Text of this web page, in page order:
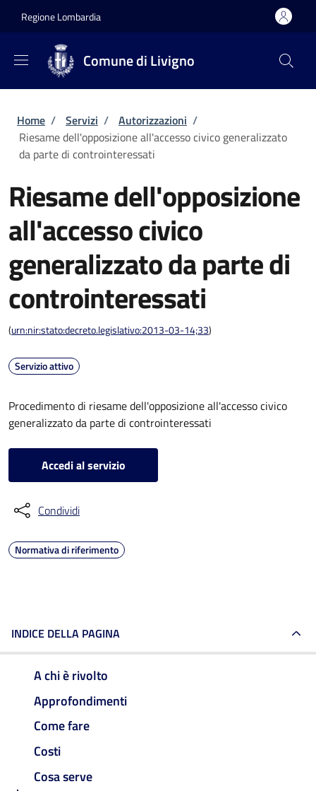
Regione Lombardia
Comune di Livigno
Briciole di pane
Home / Servizi / Autorizzazioni /
Riesame dell'opposizione all'accesso civico generalizzato
da parte di controinteressati
Riesame dell'opposizione
all'accesso civico
generalizzato da parte di
controinteressati
(urn:nir:stato:decreto.legislativo:2013-03-14;33)
Servizio attivo
Procedimento di riesame dell'opposizione all'accesso civico
generalizzato da parte di controinteressati
Accedi al servizio
Condividi
Normativa di riferimento
INDICE DELLA PAGINA
A chi è rivolto
Approfondimenti
Come fare
Costi
Cosa serve